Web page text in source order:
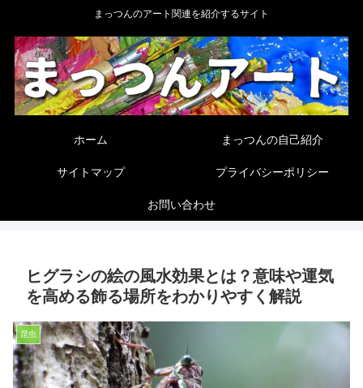
まっつんのアート関連を紹介するサイト
ホーム まっつんの自己紹介
サイトマップ プライバシーポリシー
お問い合わせ
ヒグラシの絵の風水効果とは？意味や運気
を高める飾る場所をわかりやすく解説
昆虫